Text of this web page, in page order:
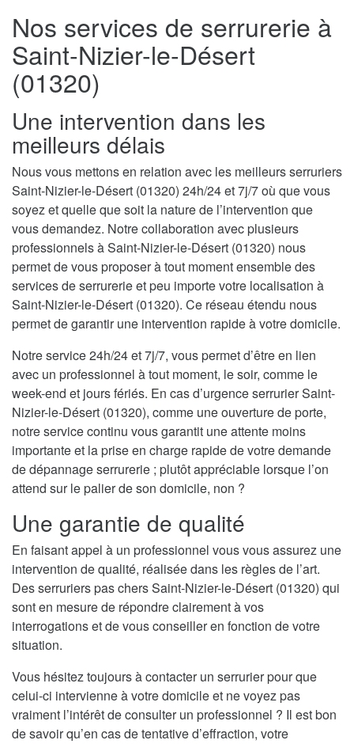
Nos services de serrurerie à
Saint-Nizier-le-Désert
(01320)
Une intervention dans les
meilleurs délais
Nous vous mettons en relation avec les meilleurs serruriers
Saint-Nizier-le-Désert (01320) 24h/24 et 7j/7 où que vous
soyez et quelle que soit la nature de l’intervention que
vous demandez. Notre collaboration avec plusieurs
professionnels à Saint-Nizier-le-Désert (01320) nous
permet de vous proposer à tout moment ensemble des
services de serrurerie et peu importe votre localisation à
Saint-Nizier-le-Désert (01320). Ce réseau étendu nous
permet de garantir une intervention rapide à votre domicile.
Notre service 24h/24 et 7j/7, vous permet d’être en lien
avec un professionnel à tout moment, le soir, comme le
week-end et jours fériés. En cas d’urgence serrurier Saint-
Nizier-le-Désert (01320), comme une ouverture de porte,
notre service continu vous garantit une attente moins
importante et la prise en charge rapide de votre demande
de dépannage serrurerie ; plutôt appréciable lorsque l’on
attend sur le palier de son domicile, non ?
Une garantie de qualité
En faisant appel à un professionnel vous vous assurez une
intervention de qualité, réalisée dans les règles de l’art.
Des serruriers pas chers Saint-Nizier-le-Désert (01320) qui
sont en mesure de répondre clairement à vos
interrogations et de vous conseiller en fonction de votre
situation.
Vous hésitez toujours à contacter un serrurier pour que
celui-ci intervienne à votre domicile et ne voyez pas
vraiment l’intérêt de consulter un professionnel ? Il est bon
de savoir qu’en cas de tentative d’effraction, votre